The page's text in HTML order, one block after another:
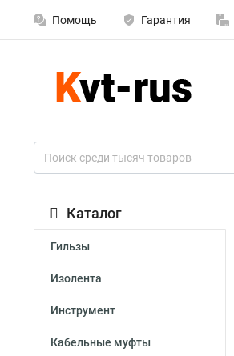
Помощь Гарантия
Каталог
Гильзы
Изолента
Инструмент
Кабельные муфты